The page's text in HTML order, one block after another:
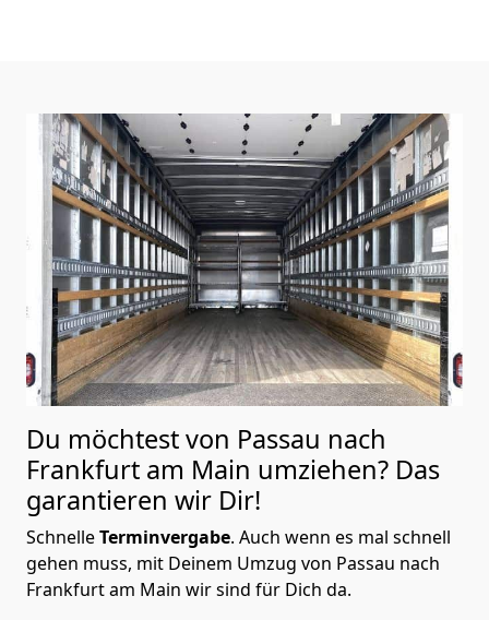
Du möchtest von Passau nach
Frankfurt am Main umziehen? Das
garantieren wir Dir!
SchnelleTerminvergabe. Auch wenn es mal schnell
gehen muss, mit Deinem Umzug von Passau nach
Frankfurt am Main wir sind für Dich da.